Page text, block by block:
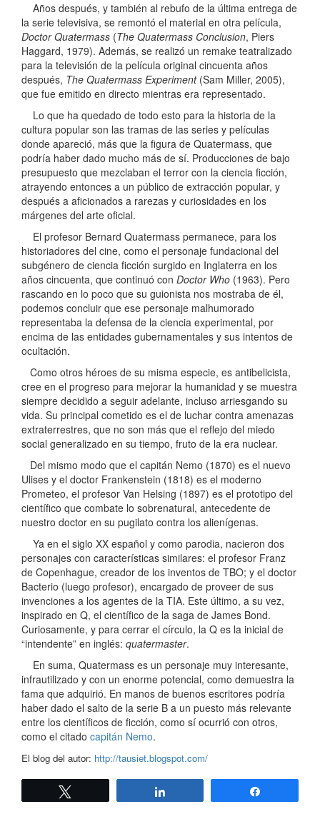
Años después, y también al rebufo de la última entrega de
la serie televisiva, se remontó el material en otra película,
Doctor Quatermass (The Quatermass Conclusion, Piers
Haggard, 1979). Además, se realizó un remake teatralizado
para la televisión de la película original cincuenta años
después, The Quatermass Experiment(Sam Miller, 2005),
que fue emitido en directo mientras era representado.
Lo que ha quedado de todo esto para la historia de la
cultura popular son las tramas de las series y películas
donde apareció, más que la figura de Quatermass, que
podría haber dado mucho más de sí. Producciones de bajo
presupuesto que mezclaban el terror con la ciencia ficción,
atrayendo entonces a un público de extracción popular, y
después a aficionados a rarezas y curiosidades en los
márgenes del arte oficial.
El profesor Bernard Quatermass permanece, para los
historiadores del cine, como el personaje fundacional del
subgénero de ciencia ficción surgido en Inglaterra en los
años cincuenta, que continuó con Doctor Who (1963). Pero
rascando en lo poco que su guionista nos mostraba de él,
podemos concluir que ese personaje malhumorado
representaba la defensa de la ciencia experimental, por
encima de las entidades gubernamentales y sus intentos de
ocultación.
Como otros héroes de su misma especie, es antibelicista,
cree en el progreso para mejorar la humanidad y se muestra
siempre decidido a seguir adelante, incluso arriesgando su
vida. Su principal cometido es el de luchar contra amenazas
extraterrestres, que no son más que el reflejo del miedo
social generalizado en su tiempo, fruto de la era nuclear.
Del mismo modo que el capitán Nemo (1870) es el nuevo
Ulises y el doctor Frankenstein (1818) es el moderno
Prometeo, el profesor Van Helsing (1897) es el prototipo del
científico que combate lo sobrenatural, antecedente de
nuestro doctor en su pugilato contra los alienígenas.
Ya en el siglo XX español y como parodia, nacieron dos
personajes con características similares: el profesor Franz
de Copenhague, creador de los inventos de TBO; y el doctor
Bacterio (luego profesor), encargado de proveer de sus
invenciones a los agentes de la TIA. Este último, a su vez,
inspirado en Q, el científico de la saga de James Bond.
Curiosamente, y para cerrar el círculo, la Q es la inicial de
“intendente” en inglés: quatermaster.
En suma, Quatermass es un personaje muy interesante,
infrautilizado y con un enorme potencial, como demuestra la
fama que adquirió. En manos de buenos escritores podría
haber dado el salto de la serie B a un puesto más relevante
entre los científicos de ficción, como sí ocurrió con otros,
como el citado capitán Nemo.
El blog del autor: http://tausiet.blogspot.com/